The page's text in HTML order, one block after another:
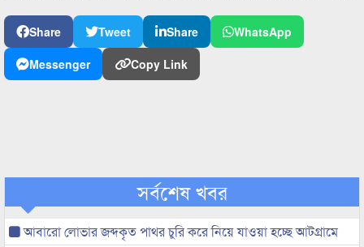
Share Tweet Share
WhatsApp
Messenger
Copy Link
সর্বশেষ খবর
আবারো লোভার জব্দকৃত পাথর চুরি করে নিয়ে যাওয়া হচ্ছে আটগ্রামে